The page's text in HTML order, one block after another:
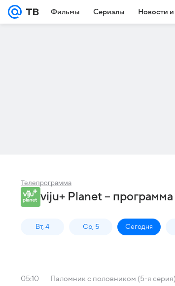
Фильмы Сериалы Новости и
Телепрограмма
viju+ Planet –
Вт, 4 Ср, 5 Сегодня
05:10
Паломник с половником (5-я серия)